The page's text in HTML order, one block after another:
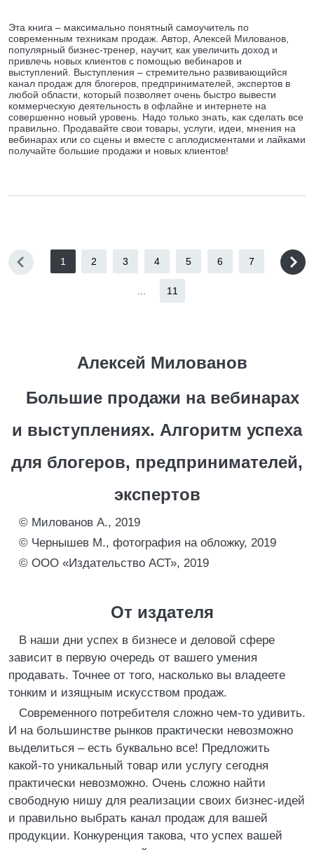
Эта книга – максимально понятный самоучитель по
современным техникам продаж. Автор, Алексей Милованов,
популярный бизнес-тренер, научит, как увеличить доход и
привлечь новых клиентов с помощью вебинаров и
выступлений. Выступления – стремительно развивающийся
канал продаж для блогеров, предпринимателей, экспертов в
любой области, который позволяет очень быстро вывести
коммерческую деятельность в офлайне и интернете на
совершенно новый уровень. Надо только знать, как сделать все
правильно. Продавайте свои товары, услуги, идеи, мнения на
вебинарах или со сцены и вместе с аплодисментами и лайками
получайте большие продажи и новых клиентов!
1 2 3 4 5 6 7
11
Алексей Милованов
Большие продажи на вебинарах
и выступлениях. Алгоритм успеха
для блогеров, предпринимателей,
экспертов
© Милованов А., 2019
© Чернышев М., фотография на обложку, 2019
© ООО «Издательство АСТ», 2019
От издателя
В наши дни успех в бизнесе и деловой сфере
зависит в первую очередь от вашего умения
продавать. Точнее от того, насколько вы владеете
тонким и изящным искусством продаж.
Современного потребителя сложно чем-то удивить.
И на большинстве рынков практически невозможно
выделиться – есть буквально все! Предложить
какой-то уникальный товар или услугу сегодня
практически невозможно. Очень сложно найти
свободную нишу для реализации своих бизнес-идей
и правильно выбрать канал продаж для вашей
продукции. Конкуренция такова, что успех вашей